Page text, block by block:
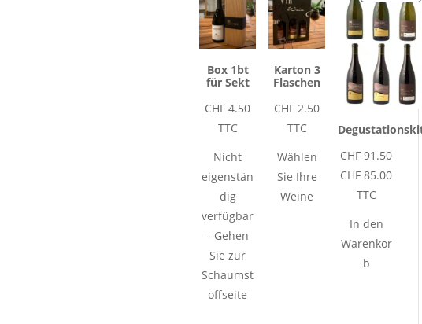
Box 1bt
für Sekt
CHF 4.50
TTC
Nicht
eigenstän
dig
verfügbar
- Gehen
Sie zur
Schaumst
offseite
Karton 3
Flaschen
CHF 2.50
TTC
Wählen
Sie Ihre
Weine
CHF91.50
Preis
CHF 85.00
TTC
In den
Warenkor
b